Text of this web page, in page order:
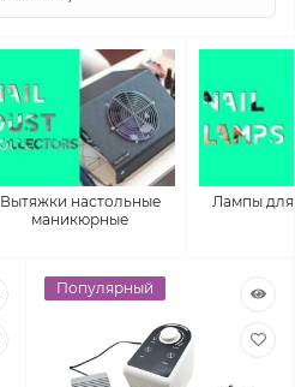
Вытяжки настольные
маникюрные
Лампы
Популярный